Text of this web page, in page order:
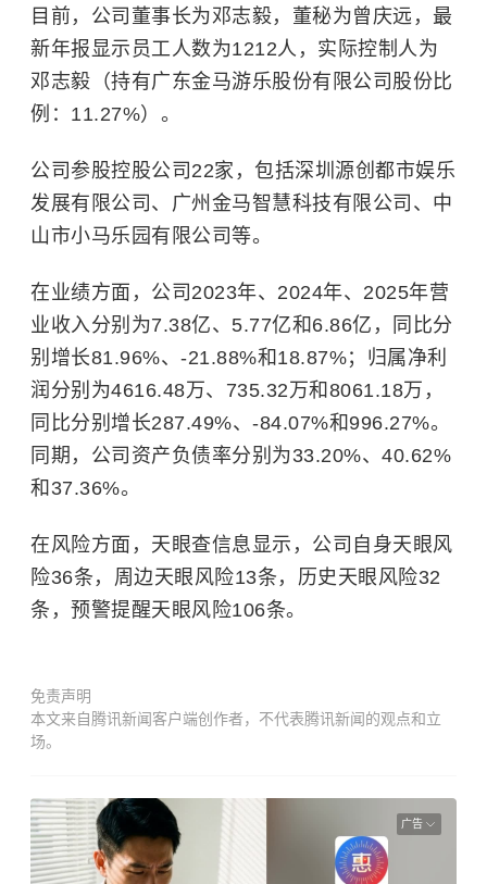
目前，公司董事长为邓志毅，董秘为曾庆远，最
新年报显示员工人数为1212人，实际控制人为
邓志毅（持有广东金马游乐股份有限公司股份比
例：11.27%）。
公司参股控股公司22家，包括深圳源创都市娱乐
发展有限公司、广州金马智慧科技有限公司、中
山市小马乐园有限公司等。
在业绩方面，公司2023年、2024年、2025年营
业收入分别为7.38亿、5.77亿和6.86亿，同比分
别增长81.96%、-21.88%和18.87%；归属净利
润分别为4616.48万、735.32万和8061.18万，
同比分别增长287.49%、-84.07%和996.27%。
同期，公司资产负债率分别为33.20%、40.62%
和37.36%。
在风险方面，天眼查信息显示，公司自身天眼风
险36条，周边天眼风险13条，历史天眼风险32
条，预警提醒天眼风险106条。
免责声明
本文来自腾讯新闻客户端创作者，不代表腾讯新闻的观点和立
场。
广告